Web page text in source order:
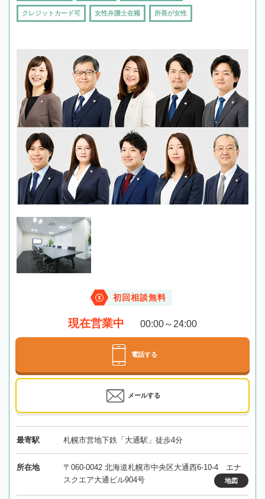
クレジットカード可 女性弁護士在籍 所長が女性
初回相談無料
現在営業中 00:00～24:00
電話する
メールする
最寄駅 札幌市営地下鉄「大通駅」徒歩4分
所在地
〒060-0042 北海道札幌市中央区大通西6-10-4 エナ
スクエア大通ビル904号
地図